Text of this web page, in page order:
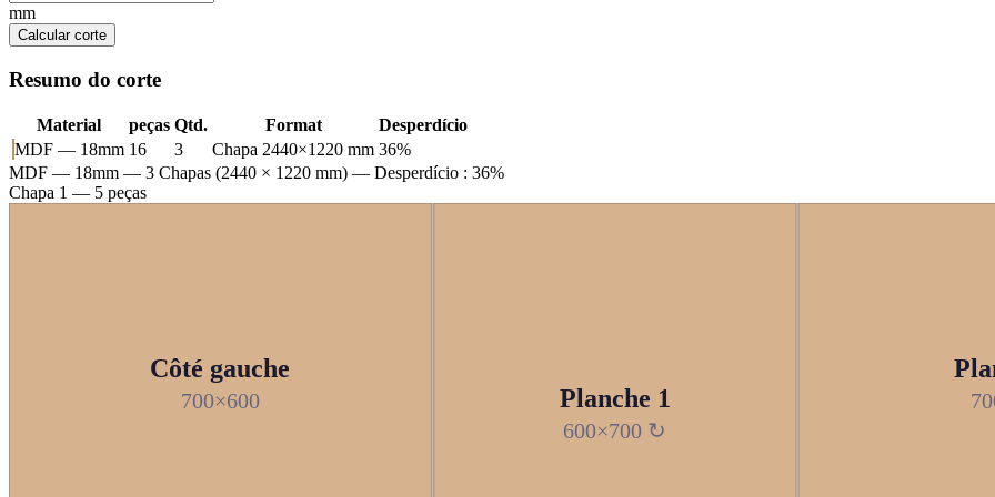
mm
Calcular corte
Resumo do corte
Material peças Qtd. Format
Desperdício
MDF — 18mm 16 3 Chapa 2440×1220 mm 36%
MDF — 18mm — 3 Chapas (2440 × 1220 mm) — Desperdício : 36%
Chapa 1 — 5 peças
Côté gauche
700×600 Planche 1
600×700 ↻